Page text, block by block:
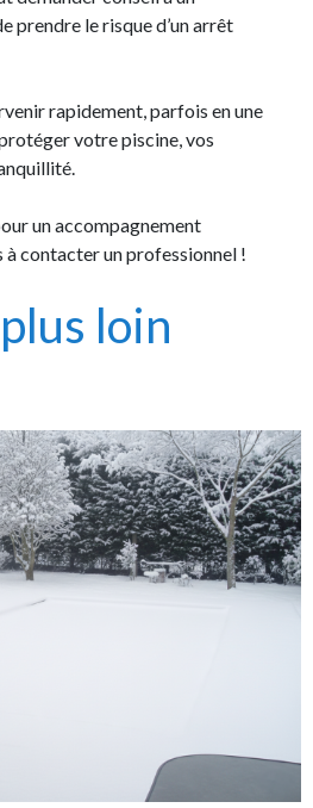
prendre le risque d’un arrêt
rapidement, parfois en une
votre piscine, vos
un accompagnement
à contacter un professionnel !
loin